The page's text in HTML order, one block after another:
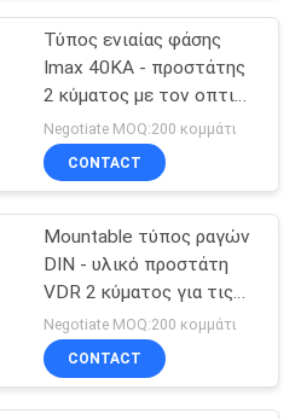
Τύπος ενιαίας φάσης
Imax 40KA - προστάτης
2 κύματος με τον οπτικό
δείκτη
Negotiate MOQ:200 κομμάτι
CONTACT
Mountable τύπος ραγών
DIN - υλικό προστάτη
VDR 2 κύματος για τις
τηλεπικοινωνίες
Negotiate MOQ:200 κομμάτι
CONTACT